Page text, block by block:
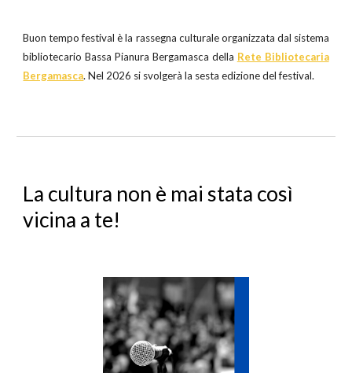
Buon tempo festival è la rassegna culturale organizzata dal sistema
bibliotecario Bassa Pianura Bergamasca della Rete Bibliotecaria
Bergamasca.Nel 2026 si svolgerà la sesta edizione del festival.
La cultura non è mai stata così
vicina a te!